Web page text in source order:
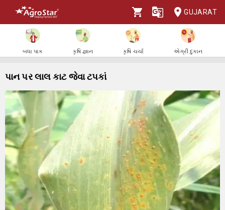
GUJARAT
બધા પાક કૃષિ જ્ઞાન કૃષિ ચર્ચા એગ્રી દુકાન
પાન પર લાલ કાટ જેવા ટપકાં